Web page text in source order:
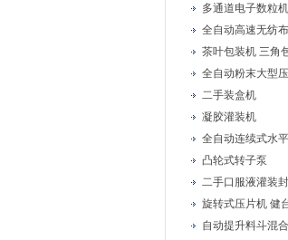
多通道电子数粒机
全自动高速无纺
茶叶包装机 三角
全自动粉末大型
二手装盒机
凝胶灌装机
全自动连续式水
凸轮式转子泵
二手口服液灌装
旋转式压片机 健
自动提升料斗混